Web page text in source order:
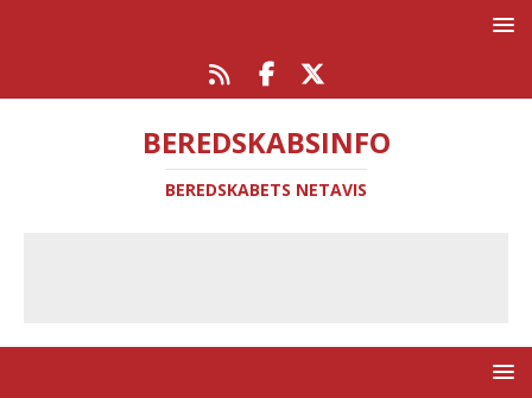
BEREDSKABSINFO
BEREDSKABETS NETAVIS